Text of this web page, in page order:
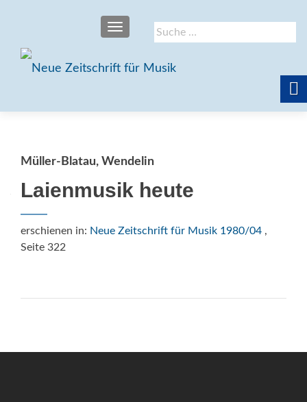
Suche
nach:
SCHALTE NAVIGATION
Müller-Blatau, Wendelin
Laienmusik heute
erschienen in: Neue Zeitschrift für Musik 1980/04 ,
Seite 322